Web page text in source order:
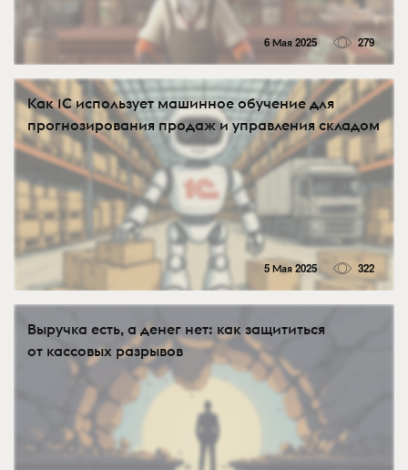
6 Мая 2025 279
Как 1С использует машинное обучение для
прогнозирования продаж и управления складом
5 Мая 2025 322
Выручка есть, а денег нет: как защититься
от кассовых разрывов